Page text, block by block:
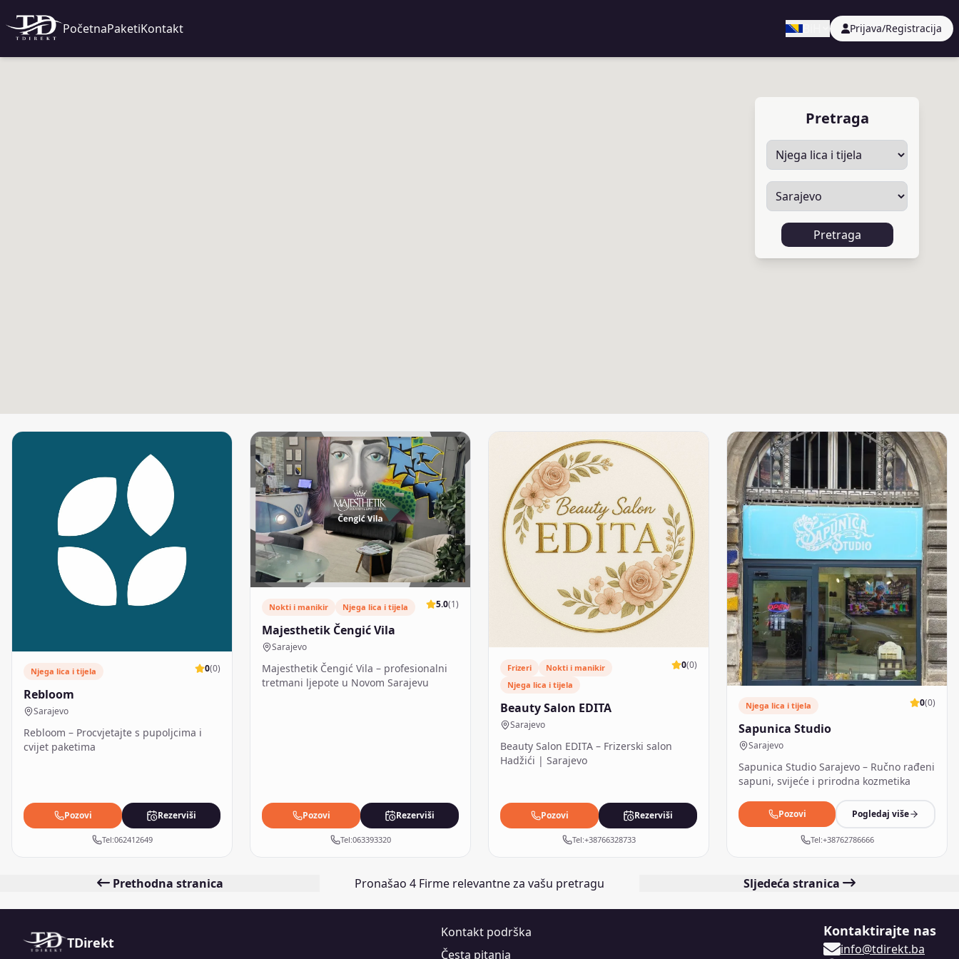
PočetnaPaketiKontakt BiH Prijava/Registracija
Pretraga
Pretraga
Njega lica i tijela 0(0)
Rebloom
Sarajevo
Rebloom – Procvjetajte s pupoljcima i
cvijet paketima
Pozovi Rezerviši
Tel:062412649
Nokti i manikir Njega lica i tijela 5.0(1)
Majesthetik Čengić Vila
Sarajevo
Majesthetik Čengić Vila – profesionalni
tretmani ljepote u Novom Sarajevu
Pozovi Rezerviši
Tel:063393320
Frizeri
Nokti i manikir
Njega lica i tijela
0(0)
Beauty Salon EDITA
Sarajevo
Beauty Salon EDITA – Frizerski salon
Hadžići | Sarajevo
Pozovi Rezerviši
Tel:+38766328733
Njega lica i tijela 0(0)
Sapunica Studio
Sarajevo
Sapunica Studio Sarajevo – Ručno rađeni
sapuni, svijeće i prirodna kozmetika
Pozovi Pogledaj više
Tel:+38762786666
Prethodna stranica Pronašao 4 Firme relevantne za vašu pretragu Sljedeća stranica
TDirekt
Kontakt podrška
Česta pitanja
Kontaktirajte nas
info@tdirekt.ba